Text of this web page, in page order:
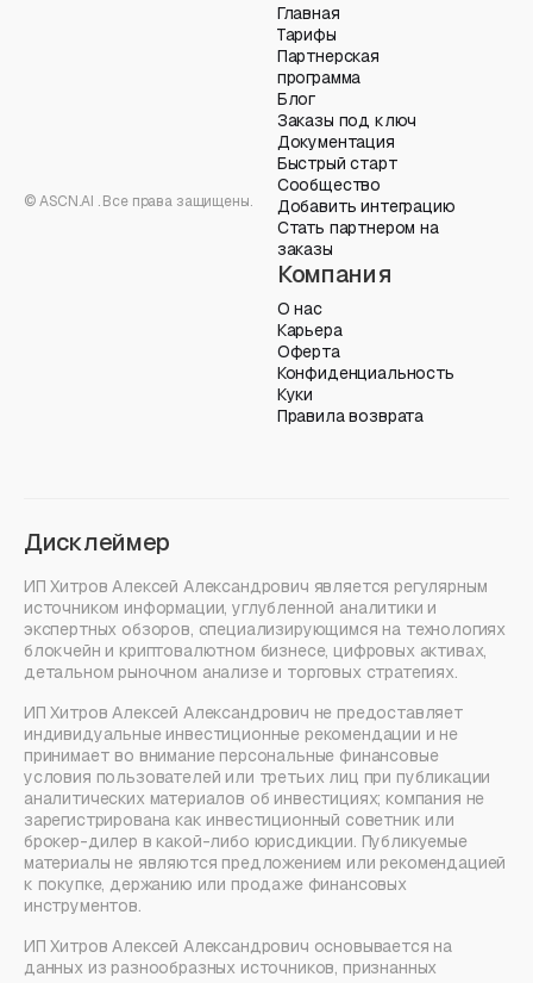
© ASCN.AI . Все права защищены.
Главная
Тарифы
Партнерская
программа
Блог
Заказы под ключ
Документация
Быстрый старт
Сообщество
Добавить интеграцию
Стать партнером на
заказы
Компания
О нас
Карьера
Оферта
Конфиденциальность
Куки
Правила возврата
Дисклеймер
ИП Хитров Алексей Александрович является регулярным
источником информации, углубленной аналитики и
экспертных обзоров, специализирующимся на технологиях
блокчейн и криптовалютном бизнесе, цифровых активах,
детальном рыночном анализе и торговых стратегиях.
ИП Хитров Алексей Александрович не предоставляет
индивидуальные инвестиционные рекомендации и не
принимает во внимание персональные финансовые
условия пользователей или третьих лиц при публикации
аналитических материалов об инвестициях; компания не
зарегистрирована как инвестиционный советник или
брокер-дилер в какой-либо юрисдикции. Публикуемые
материалы не являются предложением или рекомендацией
к покупке, держанию или продаже финансовых
инструментов.
ИП Хитров Алексей Александрович основывается на
данных из разнообразных источников, признанных